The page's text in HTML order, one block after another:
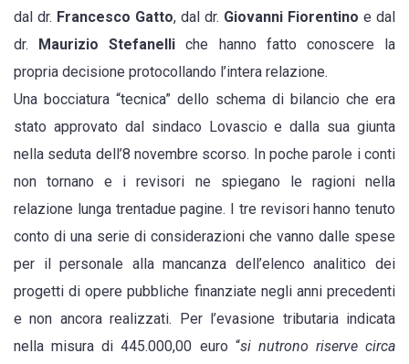
dal dr. Francesco Gatto, dal dr. Giovanni Fiorentino e dal
dr.
Maurizio Stefanelliche hanno fatto conoscere la
propria decisione protocollando l’intera relazione.
Una bocciatura “tecnica” dello schema di bilancio che era
stato approvato dal sindaco Lovascio e dalla sua giunta
nella seduta dell’8 novembre scorso. In poche parole i conti
non tornano e i revisori ne spiegano le ragioni nella
relazione lunga trentadue pagine. I tre revisori hanno tenuto
conto di una serie di considerazioni che vanno dalle spese
per il personale alla mancanza dell’elenco analitico dei
progetti di opere pubbliche finanziate negli anni precedenti
e non ancora realizzati. Per l’evasione tributaria indicata
nella misura di 445.000,00 euro “si nutrono riserve circa